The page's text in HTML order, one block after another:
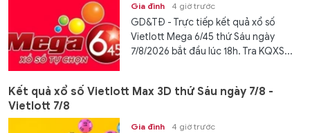
Gia đình 4 giờ trước
GD&TĐ - Trực tiếp kết quả xổ số
Vietlott Mega 6/45 thứ Sáu ngày
7/8/2026 bắt đầu lúc 18h. Tra KQXS...
Kết quả xổ số Vietlott Max 3D thứ Sáu ngày 7/8 -
Vietlott 7/8
Gia đình 4 giờ trước